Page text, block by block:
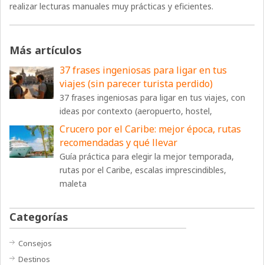
realizar lecturas manuales muy prácticas y eficientes.
Más artículos
37 frases ingeniosas para ligar en tus
viajes (sin parecer turista perdido)
37 frases ingeniosas para ligar en tus viajes, con
ideas por contexto (aeropuerto, hostel,
Crucero por el Caribe: mejor época, rutas
recomendadas y qué llevar
Guía práctica para elegir la mejor temporada,
rutas por el Caribe, escalas imprescindibles,
maleta
Categorías
Consejos
Destinos